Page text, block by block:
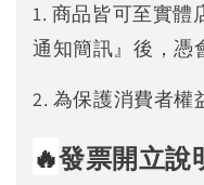
1. 商品皆可至實體
通知簡訊』後，憑
2. 為保護消費者權
🔥發票開立說